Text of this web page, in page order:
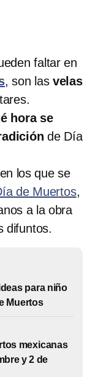
faltar en
, son lasvelas
hora se
de Día
los que se
de Muertos,
a la obra
difuntos.
para niño
Muertos
mexicanas
y 2 de